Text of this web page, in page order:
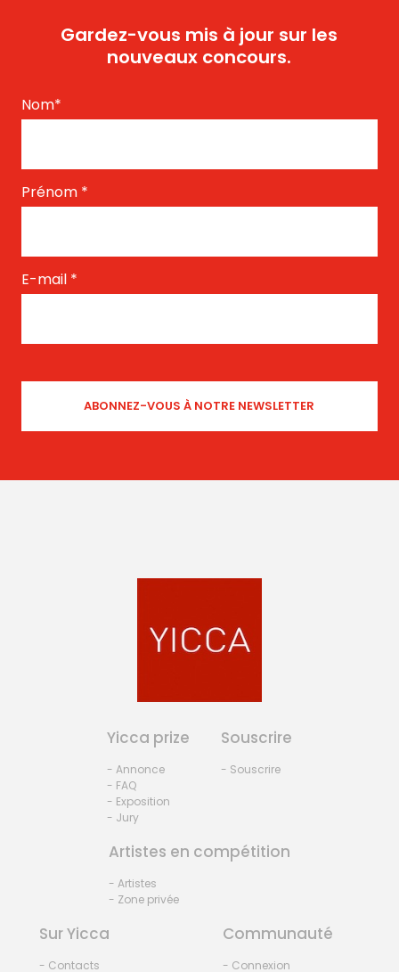
Gardez-vous mis à jour sur les
nouveaux concours.
Nom*
Prénom *
E-mail *
Yicca prize
- Annonce
- FAQ
- Exposition
- Jury
Souscrire
- Souscrire
Artistes en compétition
- Artistes
- Zone privée
Sur Yicca
- Contacts
Communauté
- Connexion